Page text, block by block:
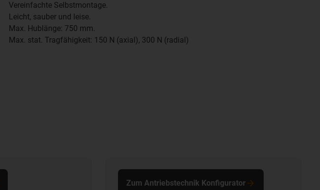
Vereinfachte Selbstmontage.
Leicht, sauber und leise.
Max. Hublänge: 750 mm.
Max. stat. Tragfähigkeit: 150 N (axial), 300 N (radial)
Zum Antriebstechnik Konfigurator